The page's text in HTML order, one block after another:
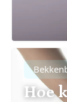
Hoe